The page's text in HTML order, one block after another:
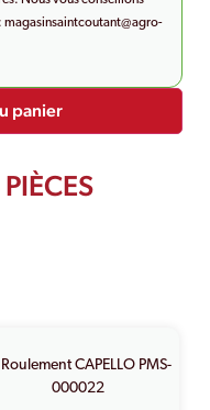
magasinsaintcoutant@agro-
panier